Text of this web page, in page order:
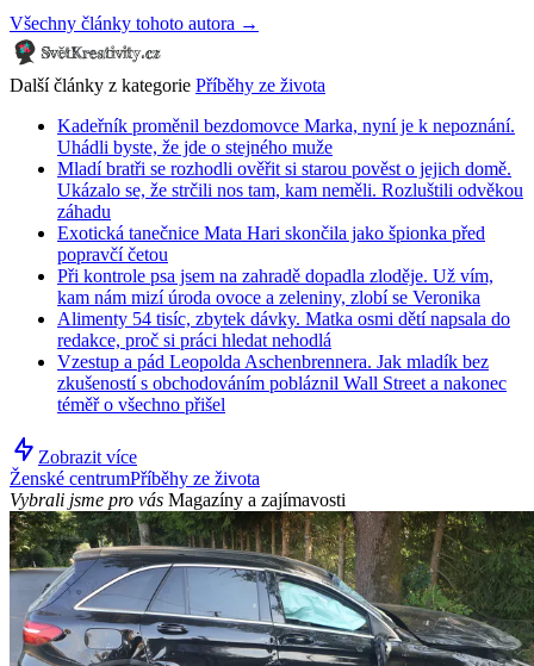
Všechny články tohoto autora →
Další články z kategorie Příběhy ze života
Kadeřník proměnil bezdomovce Marka, nyní je k nepoznání.
Uhádli byste, že jde o stejného muže
Mladí bratři se rozhodli ověřit si starou pověst o jejich domě.
Ukázalo se, že strčili nos tam, kam neměli. Rozluštili odvěkou
záhadu
Exotická tanečnice Mata Hari skončila jako špionka před
popravčí četou
Při kontrole psa jsem na zahradě dopadla zloděje. Už vím,
kam nám mizí úroda ovoce a zeleniny, zlobí se Veronika
Alimenty 54 tisíc, zbytek dávky. Matka osmi dětí napsala do
redakce, proč si práci hledat nehodlá
Vzestup a pád Leopolda Aschenbrennera. Jak mladík bez
zkušeností s obchodováním pobláznil Wall Street a nakonec
téměř o všechno přišel
Zobrazit více
Ženské centrumPříběhy ze života
Vybrali jsme pro vás Magazíny a zajímavosti